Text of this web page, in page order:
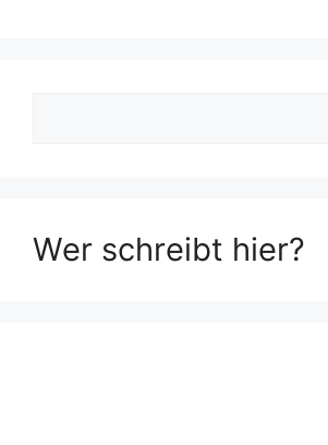
Wer schreibt hier?